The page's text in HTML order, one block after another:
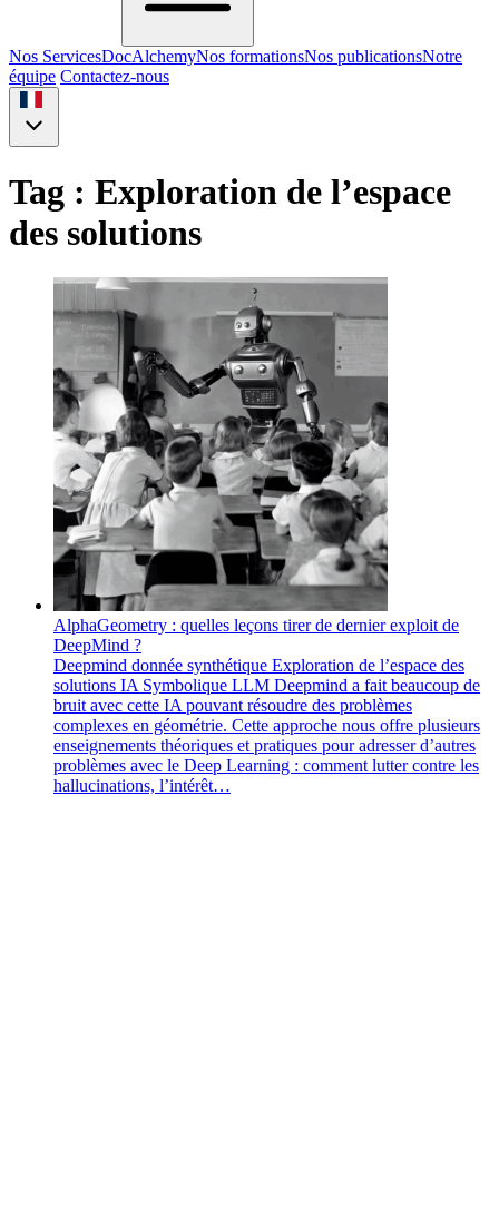
Nos ServicesDocAlchemyNos formationsNos publicationsNotre
équipe Contactez-nous
Tag : Exploration de l’espace
des solutions
AlphaGeometry : quelles leçons tirer de dernier exploit de
DeepMind ?
Deepmind donnée synthétique Exploration de l’espace des
solutions IA Symbolique LLM Deepmind a fait beaucoup de
bruit avec cette IA pouvant résoudre des problèmes
complexes en géométrie. Cette approche nous offre plusieurs
enseignements théoriques et pratiques pour adresser d’autres
problèmes avec le Deep Learning : comment lutter contre les
hallucinations, l’intérêt…